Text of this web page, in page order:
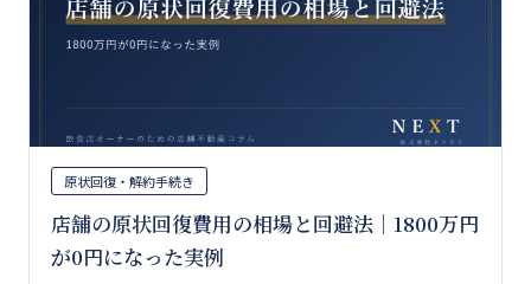
原状回復・解約手続き
店舗の原状回復費用の相場と回避法｜1800万円
が0円になった実例